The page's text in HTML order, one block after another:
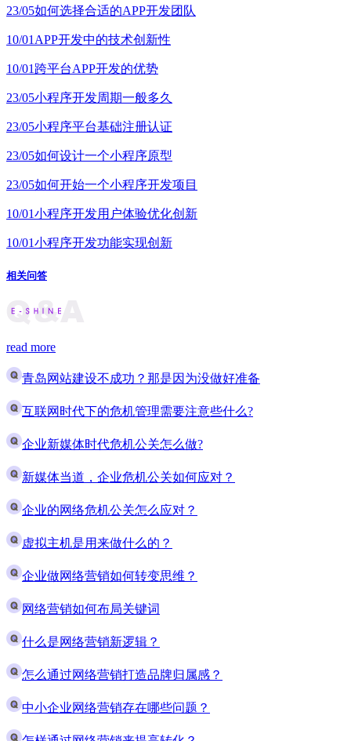
23/05如何选择合适的APP开发团队
10/01 APP开发中的技术创新性
10/01 跨平台APP开发的优势
23/05小程序开发周期一般多久
23/05小程序平台基础注册认证
23/05如何设计一个小程序原型
23/05如何开始一个小程序开发项目
10/01小程序开发用户体验优化创新
10/01小程序开发功能实现创新
相关问答
read more
青岛网站建设不成功？那是因为没做好准备
互联网时代下的危机管理需要注意些什么?
企业新媒体时代危机公关怎么做?
新媒体当道，企业危机公关如何应对？
企业的网络危机公关怎么应对？
虚拟主机是用来做什么的？
企业做网络营销如何转变思维？
网络营销如何布局关键词
什么是网络营销新逻辑？
怎么通过网络营销打造品牌归属感？
中小企业网络营销存在哪些问题？